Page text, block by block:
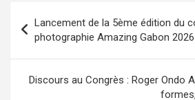
de
l’article
Lancement de la 5ème édition du
photographie Amazing Gabon 2026
Discours au Congrès : Roger Ondo